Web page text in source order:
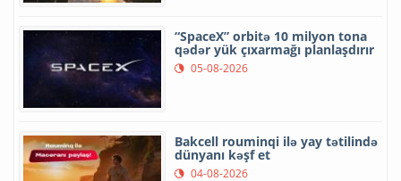
“SpaceX” orbitə 10 milyon tona
qədər yük çıxarmağı planlaşdırır
05-08-2026
Bakcell rouminqi ilə yay tətilində
dünyanı kəşf et
04-08-2026